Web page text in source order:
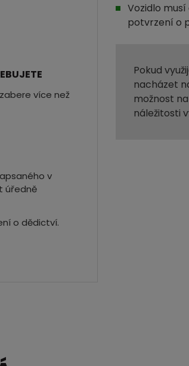
více než
v
úředně
o dědictví.
Vozidlo
potvrzení o
Pokud
nacházet
možnost
náležitosti